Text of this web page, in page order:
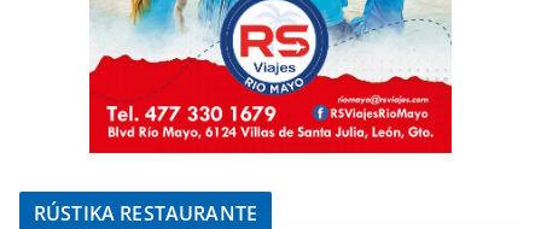
RÚSTIKA RESTAURANTE